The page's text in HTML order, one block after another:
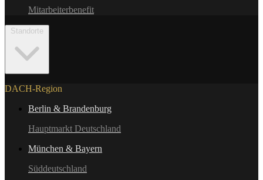
Mitarbeiterbenefit
DACH-Region
Berlin & Brandenburg
Hauptmarkt Deutschland
München & Bayern
Süddeutschland